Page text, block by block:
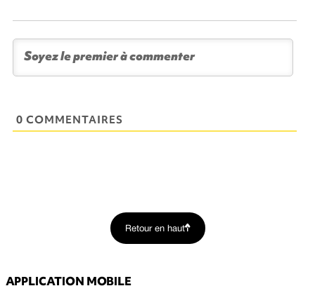
0 COMMENTAIRES
Retour en haut
APPLICATION MOBILE